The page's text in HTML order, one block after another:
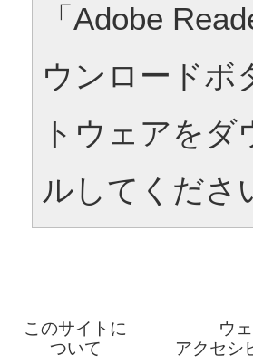
「Adobe
ウンロードボ
トウェアを
ルしてくださ
このサイトに
ついて
ウ
アクセシ